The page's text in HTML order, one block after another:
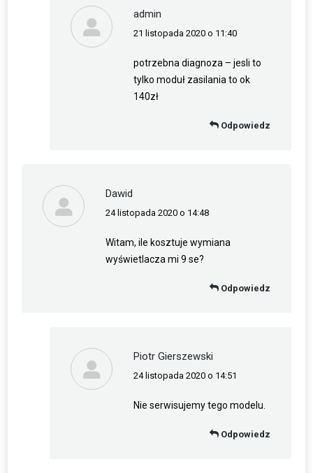
admin
napisał(a):
21 listopada 2020 o 11:40
potrzebna diagnoza – jesli to
tylko moduł zasilania to ok
140zł
Odpowiedz
Dawid
napisał(a):
24 listopada 2020 o 14:48
Witam, ile kosztuje wymiana
wyświetlacza mi 9 se?
Odpowiedz
Piotr Gierszewski
napisał(a):
24 listopada 2020 o 14:51
Nie serwisujemy tego modelu.
Odpowiedz